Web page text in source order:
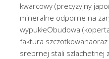
kwarcowy (precyzyjny
mineralne odporne na
wypukłeObudowa
faktura
srebrnej stali szlachetnej